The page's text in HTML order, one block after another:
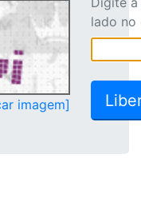
imagem]
lado no